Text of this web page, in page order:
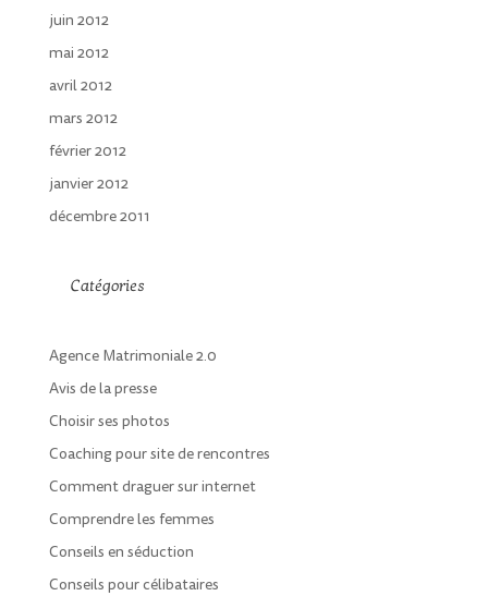
juin 2012
mai 2012
avril 2012
mars 2012
février 2012
janvier 2012
décembre 2011
Catégories
Agence Matrimoniale 2.0
Avis de la presse
Choisir ses photos
Coaching pour site de rencontres
Comment draguer sur internet
Comprendre les femmes
Conseils en séduction
Conseils pour célibataires